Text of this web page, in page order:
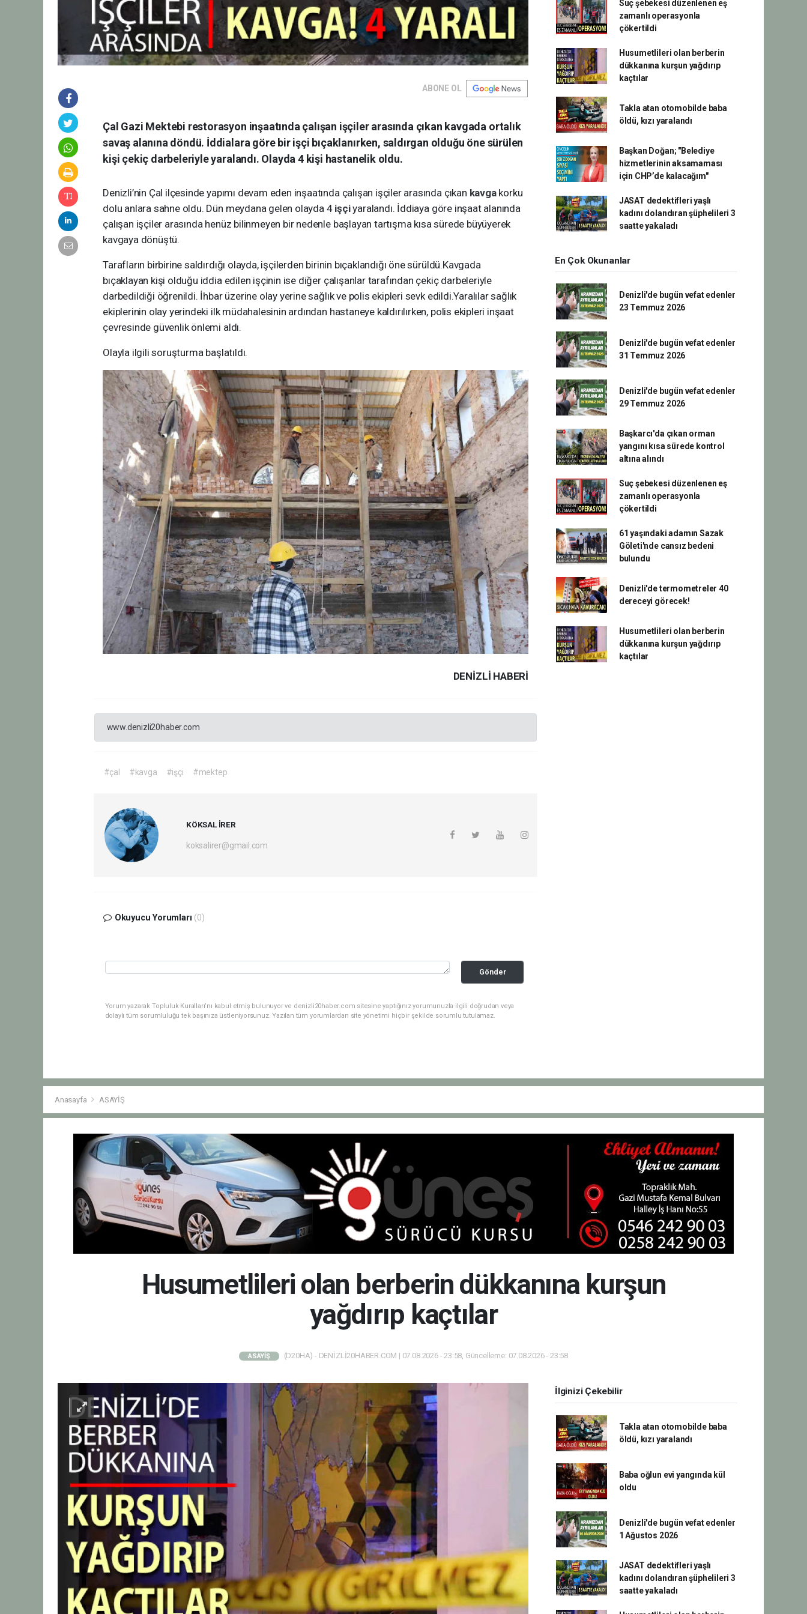
ABONE OL
Çal Gazi Mektebi restorasyon inşaatında çalışan işçiler arasında çıkan kavgada ortalık
savaş alanına döndü. İddialara göre bir işçi bıçaklanırken, saldırgan olduğu öne sürülen
kişi çekiç darbeleriyle yaralandı. Olayda 4 kişi hastanelik oldu.
Denizli’nin Çal ilçesinde yapımı devam eden inşaatında çalışan işçiler arasında çıkan kavga korku
dolu anlara sahne oldu. Dün meydana gelen olayda 4 işçiyaralandı. İddiaya göre inşaat alanında
çalışan işçiler arasında henüz bilinmeyen bir nedenle başlayan tartışma kısa sürede büyüyerek
kavgaya dönüştü.
Tarafların birbirine saldırdığı olayda, işçilerden birinin bıçaklandığı öne sürüldü.Kavgada
bıçaklayan kişi olduğu iddia edilen işçinin ise diğer çalışanlar tarafından çekiç darbeleriyle
darbedildiği öğrenildi. İhbar üzerine olay yerine sağlık ve polis ekipleri sevk edildi.Yaralılar sağlık
ekiplerinin olay yerindeki ilk müdahalesinin ardından hastaneye kaldırılırken, polis ekipleri inşaat
çevresinde güvenlik önlemi aldı.
Olayla ilgili soruşturma başlatıldı.
DENIZLI HABERİ
www.denizli20haber.com
#çal #kavga #işçi #mektep
KÖKSAL İRER
koksalirer@gmail.com
Okuyucu Yorumları (0)
Gönder
Yorum yazarak Topluluk Kuralları’nı kabul etmiş bulunuyor ve denizli20haber.com sitesine yaptığınız yorumunuzla ilgili doğrudan veya
dolaylı tüm sorumluluğu tek başınıza üstleniyorsunuz. Yazılan tüm yorumlardan site yönetimi hiçbir şekilde sorumlu tutulamaz.
Suç şebekesi düzenlenen eş
zamanlı operasyonla
çökertildi
Husumetlileri olan berberin
dükkanına kurşun yağdırıp
kaçtılar
Takla atan otomobilde baba
öldü, kızı yaralandı
Başkan Doğan; "Belediye
hizmetlerinin aksamaması
için CHP’de kalacağım"
JASAT dedektifleri yaşlı
kadını dolandıran şüphelileri 3
saatte yakaladı
En Çok Okunanlar
Denizli'de bugün vefat edenler
23 Temmuz 2026
Denizli'de bugün vefat edenler
31 Temmuz 2026
Denizli'de bugün vefat edenler
29 Temmuz 2026
Başkarcı'da çıkan orman
yangını kısa sürede kontrol
altına alındı
Suç şebekesi düzenlenen eş
zamanlı operasyonla
çökertildi
61 yaşındaki adamın Sazak
Göleti'nde cansız bedeni
bulundu
Denizli'de termometreler 40
dereceyi görecek!
Husumetlileri olan berberin
dükkanına kurşun yağdırıp
kaçtılar
Anasayfa ASAYİŞ
Husumetlileri olan berberin dükkanına kurşun
yağdırıp kaçtılar
ASAYİŞ (D20HA) - DENİZLİ20HABER.COM | 07.08.2026 - 23:58, Güncelleme: 07.08.2026 - 23:58
İlginizi Çekebilir
Takla atan otomobilde baba
öldü, kızı yaralandı
Baba oğlun evi yangında kül
oldu
Denizli'de bugün vefat edenler
1 Ağustos 2026
JASAT dedektifleri yaşlı
kadını dolandıran şüphelileri 3
saatte yakaladı